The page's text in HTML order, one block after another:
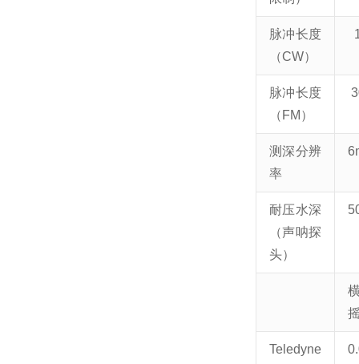
脉冲长度
（CW）
脉冲长度
（FM）
测深分辨
率
耐压水深
（声呐探
头）
Teledyne